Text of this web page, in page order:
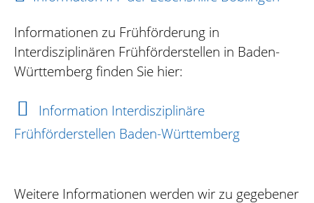
Informationen zu Frühförderung in
Interdisziplinären Frühförderstellen in Baden-
Württemberg finden Sie hier:
Information Interdisziplinäre
Frühförderstellen Baden-Württemberg
Weitere Informationen werden wir zu gegebener